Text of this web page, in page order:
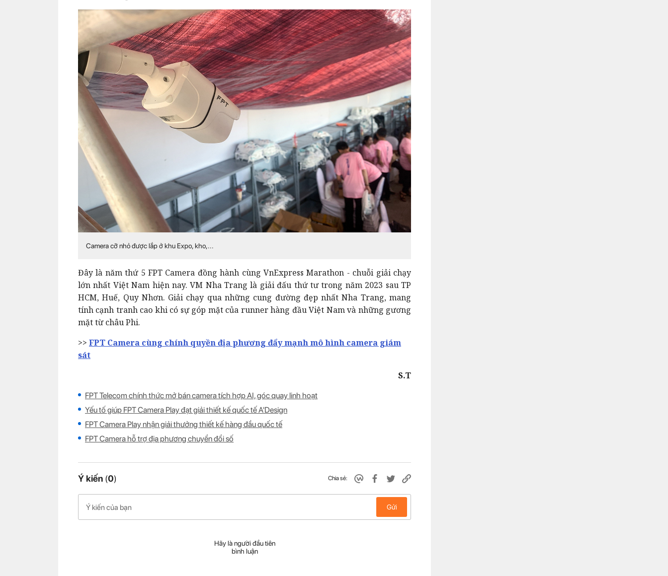
Camera cỡ nhỏ được lắp ở khu Expo, kho,...
Đây là năm thứ 5 FPT Camera đồng hành cùng VnExpress Marathon - chuỗi giải chạy
lớn nhất Việt Nam hiện nay. VM Nha Trang là giải đấu thứ tư trong năm 2023 sau TP
HCM, Huế, Quy Nhơn. Giải chạy qua những cung đường đẹp nhất Nha Trang, mang
tính cạnh tranh cao khi có sự góp mặt của runner hàng đầu Việt Nam và những gương
mặt từ châu Phi.
>> FPT Camera cùng chính quyền địa phương đẩy mạnh mô hình camera giám
sát
S.T
FPT Telecom chính thức mở bán camera tích hợp AI, góc quay linh hoạt
Yếu tố giúp FPT Camera Play đạt giải thiết kế quốc tế A'Design
FPT Camera Play nhận giải thưởng thiết kế hàng đầu quốc tế
FPT Camera hỗ trợ địa phương chuyển đổi số
Ý kiến (0) Chia sẻ:
Gửi
Hãy là người đầu tiên
bình luận